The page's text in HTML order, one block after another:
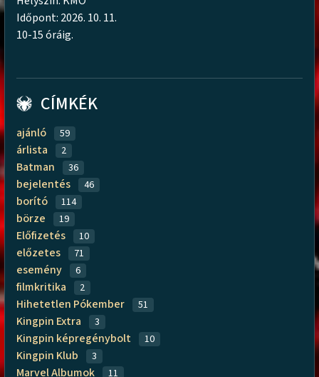
Időpont: 2026. 10. 11.
10-15 óráig.
CÍMKÉK
ajánló 59
árlista 2
Batman 36
bejelentés 46
borító 114
börze 19
Előfizetés 10
előzetes 71
esemény 6
filmkritika 2
Hihetetlen Pókember 51
Kingpin Extra 3
Kingpin képregénybolt 10
Kingpin Klub 3
Marvel Albumok 11